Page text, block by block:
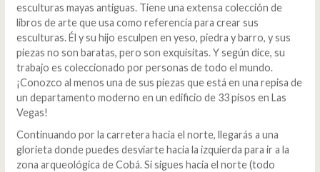
esculturas mayas antiguas. Tiene una extensa colección de
libros de arte que usa como referencia para crear sus
esculturas. Él y su hijo esculpen en yeso, piedra y barro, y sus
piezas no son baratas, pero son exquisitas. Y según dice, su
trabajo es coleccionado por personas de todo el mundo.
¡Conozco al menos una de sus piezas que está en una repisa de
un departamento moderno en un edificio de 33 pisos en Las
Vegas!
Continuando por la carretera hacia el norte, llegarás a una
glorieta donde puedes desviarte hacia la izquierda para ir a la
zona arqueológica de Cobá. Si sigues hacia el norte (todo